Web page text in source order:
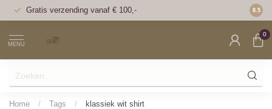
Gratis verzending vanaf € 100,- Voor
8.5
MENU
0
Home / Tags / klassiek wit shirt